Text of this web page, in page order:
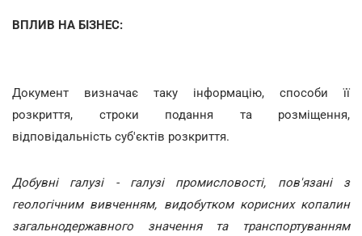
ВПЛИВ НА БІЗНЕС:
Документ визначає таку інформацію, способи її
розкриття, строки подання та розміщення,
відповідальність суб'єктів розкриття.
Добувні галузі - галузі промисловості, пов'язані з
геологічним вивченням, видобутком корисних копалин
загальнодержавного значення та транспортуванням